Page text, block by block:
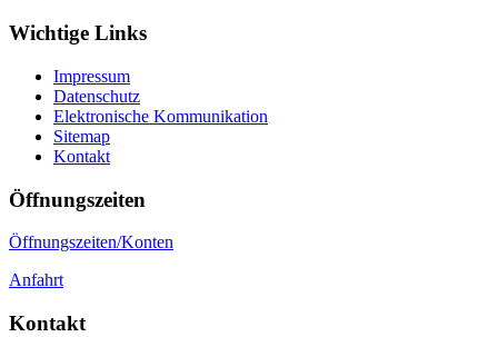
Wichtige Links
Impressum
Datenschutz
Elektronische Kommunikation
Sitemap
Kontakt
Öffnungszeiten
Öffnungszeiten/Konten
Anfahrt
Kontakt